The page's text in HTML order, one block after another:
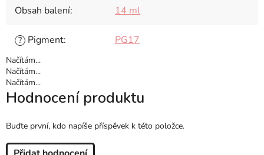
Obsah balení: 14 ml
? Pigment: PG17
Načítám...
Načítám...
Načítám...
Hodnocení produktu
Buďte první, kdo napíše příspěvek k této položce.